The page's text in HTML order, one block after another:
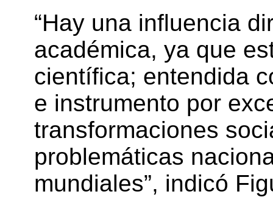
“Hay una influencia
académica, ya que
científica; entendida
e instrumento por
transformaciones
problemáticas
mundiales”, indicó